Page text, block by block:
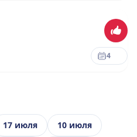
4
17 июля
10 июля